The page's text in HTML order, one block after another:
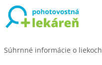
Súhrnné informácie o liekoch